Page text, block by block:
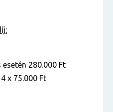
280.000 Ft
x 75.000 Ft